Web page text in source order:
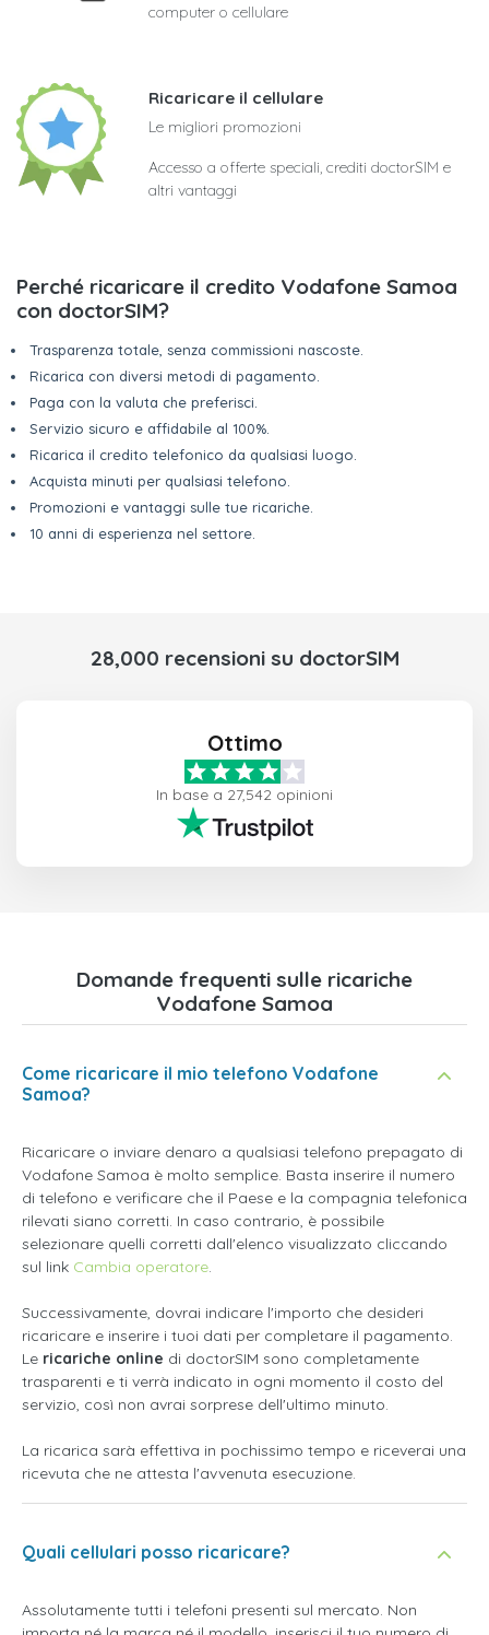
computer o cellulare
Ricaricare il cellulare
Le migliori promozioni
Accesso a offerte speciali, crediti doctorSIM e
altri vantaggi
Perché ricaricare il credito Vodafone Samoa
con doctorSIM?
Trasparenza totale, senza commissioni nascoste.
Ricarica con diversi metodi di pagamento.
Paga con la valuta che preferisci.
Servizio sicuro e affidabile al 100%.
Ricarica il credito telefonico da qualsiasi luogo.
Acquista minuti per qualsiasi telefono.
Promozioni e vantaggi sulle tue ricariche.
10 anni di esperienza nel settore.
28,000 recensioni su doctorSIM
Ottimo
In base a 27,542 opinioni
Domande frequenti sulle ricariche
Vodafone Samoa
Come ricaricare il mio telefono Vodafone
Samoa?
Ricaricare o inviare denaro a qualsiasi telefono prepagato di
Vodafone Samoa è molto semplice. Basta inserire il numero
di telefono e verificare che il Paese e la compagnia telefonica
rilevati siano corretti. In caso contrario, è possibile
selezionare quelli corretti dall'elenco visualizzato cliccando
sul link Cambia operatore.
Successivamente, dovrai indicare l'importo che desideri
ricaricare e inserire i tuoi dati per completare il pagamento.
Le ricariche online di doctorSIM sono completamente
trasparenti e ti verrà indicato in ogni momento il costo del
servizio, così non avrai sorprese dell'ultimo minuto.
La ricarica sarà effettiva in pochissimo tempo e riceverai una
ricevuta che ne attesta l'avvenuta esecuzione.
Quali cellulari posso ricaricare?
Assolutamente tutti i telefoni presenti sul mercato. Non